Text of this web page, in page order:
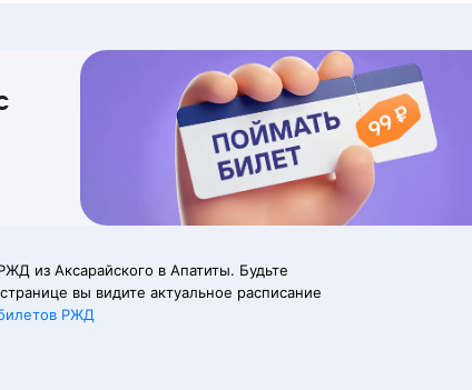
из Аксарайского в Апатиты. Будьте
вы видите актуальное расписание
РЖД